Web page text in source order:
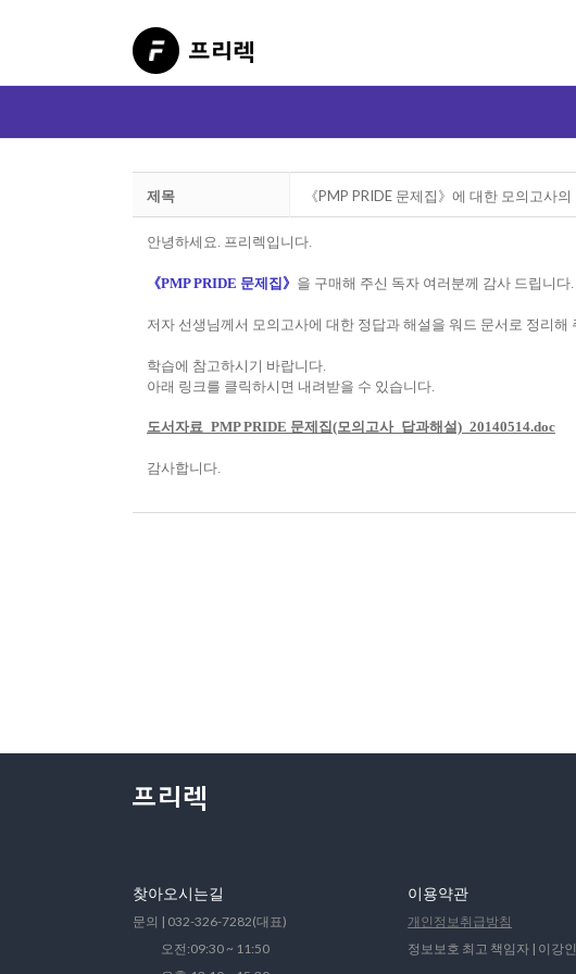
제목 《PMP PRIDE 문제집》에 대한 모의고사
안녕하세요. 프리렉입니다.
《PMP PRIDE 문제집》 을 구매해 주신 독자 여러분께 감사 드립니다.
저자 선생님께서 모의고사에 대한 정답과 해설을 워드 문서로 정리해
학습에 참고하시기 바랍니다.
아래 링크를 클릭하시면 내려받을 수 있습니다.
도서자료_PMP PRIDE 문제집(모의고사_답과해설)_20140514.doc
감사합니다.
찾아오시는길
문의 | 032-326-7282(대표)
오전:09:30 ~ 11:50
이용약관
개인정보취급방침
정보보호 최고 책임자 | 이강인